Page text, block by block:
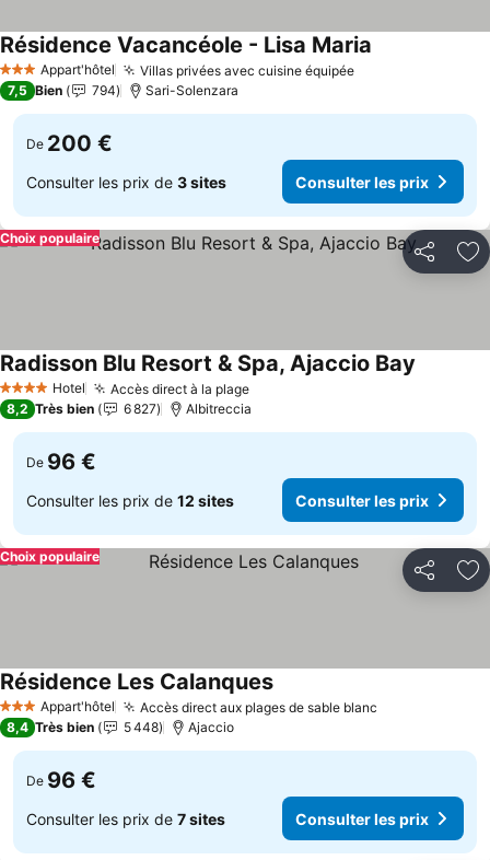
3 ÉtoilesAppart'hôtel Villas privées avec cuisine équipéeConsulter les
Résidence Vacancéole - Lisa Maria
7,5 Bien 794 Sari-Solenzara
De 200 €
Consulter les prix de 3 sites Consulter les prix
Partager
Choix populaire
4 Étoiles Hotel Accès direct à la plageConsulter les prix
Radisson Blu Resort & Spa, Ajaccio Bay
8,2 Très bien 6 827 Albitreccia
De 96 €
Consulter les prix de 12 sites Consulter les prix
Partager
Choix populaire
3 ÉtoilesAppart'hôtel Accès direct aux plages de sable blanc
Résidence Les CalanquesConsulter les prix
8,4 Très bien 5 448 Ajaccio
De 96 €
Consulter les prix de 7 sites Consulter les prix